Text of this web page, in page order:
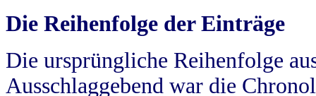
Die Reihenfolge der Einträge
Die ursprüngliche Reihenfolge
Ausschlaggebend war die